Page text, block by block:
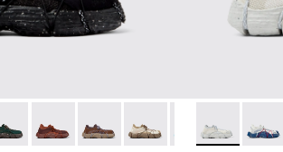
001 - Multicolor Textile Sneakers for Men.
014 - Multicolor Textile Sneakers
- K100953-012 - Green Sneaker for Men
ROKU - K100953-010 - Burgundy
ROKU - K100953-009 -
ROKU - K100953-008 -
ROKU -ROKU -
ROKU -